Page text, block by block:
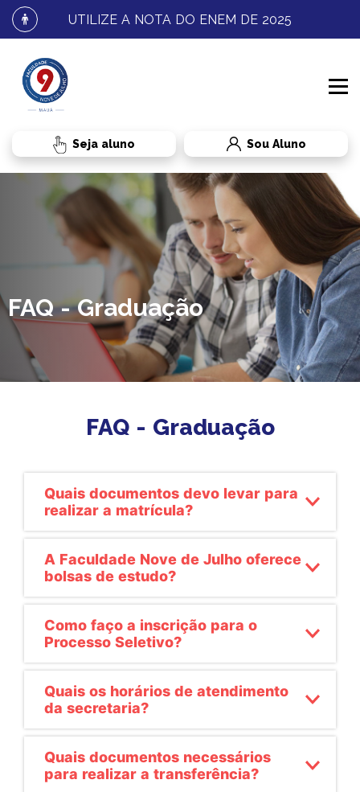
UTILIZE A NOTA DO ENEM DE 2025
Sou Aluno
INSTITUCIONAL
CONHEÇA A FNJ
FALE CONOSCO
BENEFÍCIOS AO ALUNO
PROCESSO SELETIVO
TRANSFERÊNCIA
ADMINISTRAÇÃO
PSICOLOGIA
TECNOLOGIA EM GESTÃO DE RECURSOS HUMANOS
RESULTADOS E MATRÍCULA
PROMOÇÕES
FAQ - Graduação
FAQ - Graduação
Quais documentos devo levar para
realizar a matrícula?
A Faculdade Nove de Julho oferece
bolsas de estudo?
Como faço a inscrição para o
Processo Seletivo?
Quais os horários de atendimento
da secretaria?
Quais documentos necessários
para realizar a transferência?